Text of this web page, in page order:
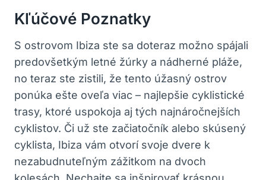
Kľúčové Poznatky
S ostrovom Ibiza ste sa doteraz možno spájali
predovšetkým letné žúrky a nádherné pláže,
no teraz ste zistili, že tento úžasný ostrov
ponúka ešte oveľa viac – najlepšie cyklistické
trasy, ktoré uspokoja aj tých najnáročnejších
cyklistov. Či už ste začiatočník alebo skúsený
cyklista, Ibiza vám otvorí svoje dvere k
nezabudnuteľným zážitkom na dvoch